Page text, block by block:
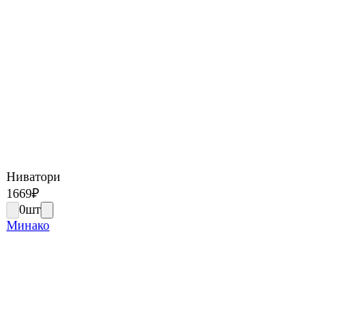
Ниватори
1669₽
0шт
Минако